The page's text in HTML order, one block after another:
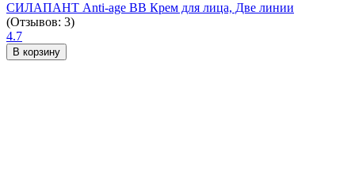
СИЛАПАНТ Anti-age ВВ Крем для лица, Две линии
(Отзывов: 3)
4.7
В корзину